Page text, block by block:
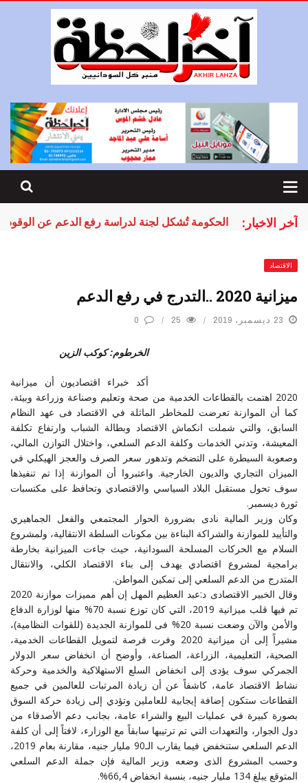
آخر الاخبار: الحكومة تُشكل لجنة لدراسة رفع الدعم عن الوقود
الاقتصاد
ميزانية 2020 ..التدرج في رفع الدعم
23 ديسمبر، 2019 25
0
الخرطوم: كوكب الزين
أكد خبراء اقتصاديون أن ميزانية
2020 اهتمت بالقطاعات الخدمية من صحة وتعليم وصناعة وزراعة وبيئة،
كما أن الموازنة تعرضت للمخاطر الماثلة في الاقتصاد فى عهد النظام
السابق، والتي شملت انكماش الاقتصاد وبطالة الشباب وارتفاع تكلفة
المعيشة، وتدني الخدمات وكلفة الدعم السلعي، واختلال التوازن المالي،
وصعوبة السيطرة على التضخم وتدهور سعر الصرف والعجز الهيكلي في
الميزان التجاري والديون الخارجية. واعتبروا أن الموازنة إذا تم تنفيذها
سوف تحول مستقبل البلاد السياسي والاقتصادي وتحافظ على مكتسبات
ثورة ديسمبر.
وكان وزير المالية نادى بضرورة الحوار المجتمعي والفعل الجماهيري
والتأييد للموازنة والشراكة البناءة بين مكونات السلطة الانتقالية، ولمشروع
السلام مع الحركات المسلحة السودانية، حيث جاءت الميزانية بخارطة
برامجية لمشروع اقتصادي يهدف إلى بناء الاقتصاد الكلي، والانتقال
المتدرج من الدعم السلعي إلى تمكين المواطن.
وقال الخبير الاقتصادى د:عبد العظيم المهل إن أهم مميزات موازنة 2020
تم فيها قلب ميزانية 2019، التي كان توزع نسبة 70% منها لوزارة الدفاع
والأمن والآن وضعت نسبة 20% فى للموازنة الجديدة (للقوات النظامية)،
مشيراً إلى أن ميزانية 2020 وفرت فرصة لتمويل القطاعات الخدمية،
الصحية، التعليمية، الزراعة، الصناعة، وأوضح أن انخفاض سعر الدولار
الجمركي سوف يؤدى إلى انخفاض السلع الاستهلاكية والخدمية وحركة
نشاط الاقتصاد عامة، كاشفاً عن أن زيادة المرتبات للعالمين في جميع
القطاعات ستكون إضافة إيجابية للعاملين وتؤدي إلى زيادة حركة السوق
بصورة كبيرة في عمليات البيع والشراء عامة، بجانب دعم الأصدقاء من
دول الجوار، والتعهدات التي تم ترتيبها سابقاً مع الوزارء، لافتاً إلى أن كلفة
الدعم السلعي ستنخفض فيما يقارب الـ90 مليار جنيه، مقارنة بعام 2019،
وحسب المشروع الذى وضعه وزير المالية فإن جملة الدعم السلعي
المتوقع يبلغ 134 مليار جنيه، بنسبة انخفاض 66,4%.